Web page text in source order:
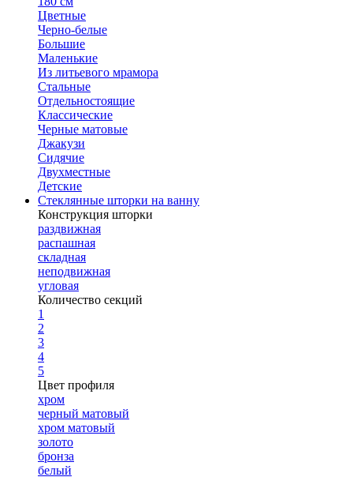
Цветные
Черно-белые
Большие
Маленькие
Из литьевого мрамора
Стальные
Отдельностоящие
Классические
Черные матовые
Джакузи
Сидячие
Двухместные
Детские
Стеклянные шторки на ванну
Конструкция шторки
раздвижная
распашная
складная
неподвижная
угловая
Количество секций
1
2
3
4
5
Цвет профиля
хром
черный матовый
хром матовый
золото
бронза
белый